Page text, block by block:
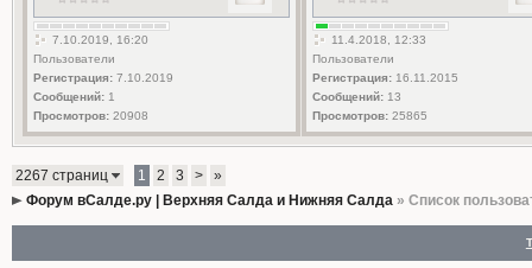
7.10.2019, 16:20
Пользователи
Регистрация:7.10.2019
Сообщений:1
Просмотров:20908
11.4.2018, 12:33
Пользователи
Регистрация:16.11.2015
Сообщений:13
Просмотров:25865
2267 страниц 1 2 3 >
»
Форум вСалде.ру | Верхняя Салда и Нижняя Салда» Список